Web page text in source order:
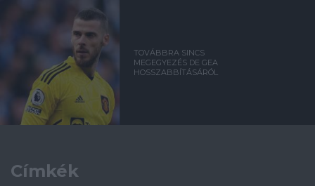
TOVÁBBRA SINCS
MEGEGYEZÉS DE GEA
HOSSZABBÍTÁSÁRÓL
Címkék